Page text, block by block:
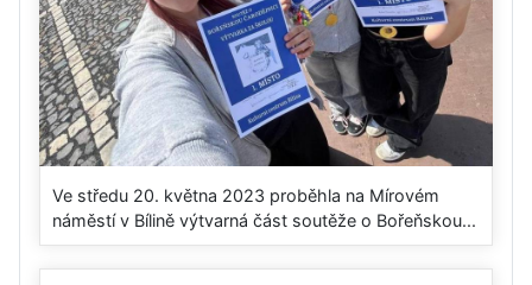
Ve středu 20. května 2023 proběhla na Mírovém
náměstí v Bílině výtvarná část soutěže o Bořeňskou...